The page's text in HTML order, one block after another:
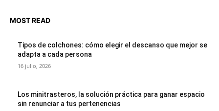
MOST READ
Tipos de colchones: cómo elegir el descanso que mejor se
adapta a cada persona
16 julio, 2026
Los minitrasteros, la solución práctica para ganar espacio
sin renunciar a tus pertenencias